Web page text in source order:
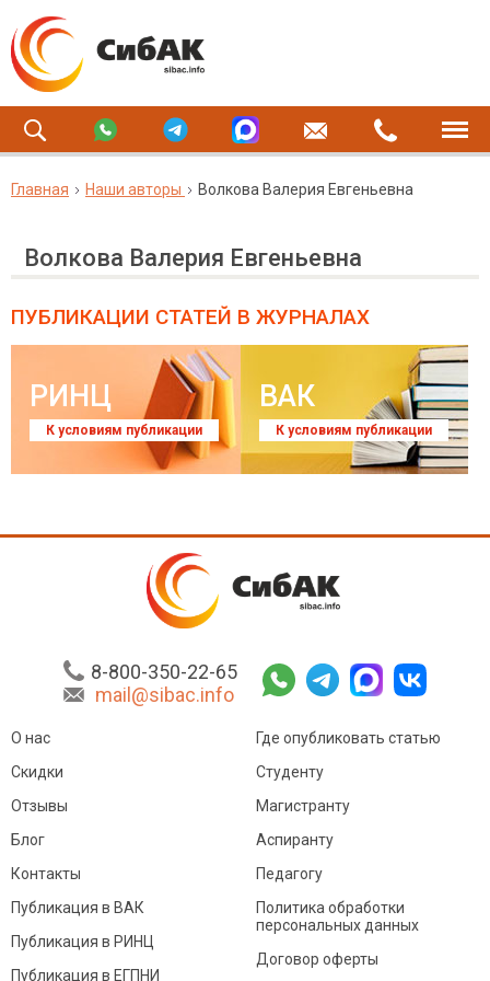
Главная Наши авторы Волкова Валерия Евгеньевна
Волкова Валерия Евгеньевна
ПУБЛИКАЦИИ СТАТЕЙ В ЖУРНАЛАХ
РИНЦ
К условиям публикации
ВАК
К условиям публикации
8-800-350-22-65
mail@sibac.info
О нас
Скидки
Отзывы
Блог
Контакты
Где опубликовать статью
Студенту
Магистранту
Аспиранту
Педагогу
Публикация в ВАК
Публикация в РИНЦ
Публикация в ЕГПНИ
Политика обработки
персональных данных
Договор оферты